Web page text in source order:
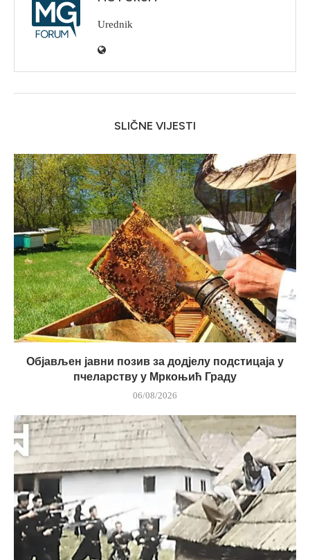
Urednik
SLIČNE VIJESTI
Објављен јавни позив за додјелу подстицаја у
пчеларству у Мркоњић Граду
06/08/2026